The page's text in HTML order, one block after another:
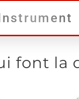
font la